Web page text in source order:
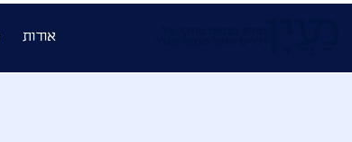
אודות